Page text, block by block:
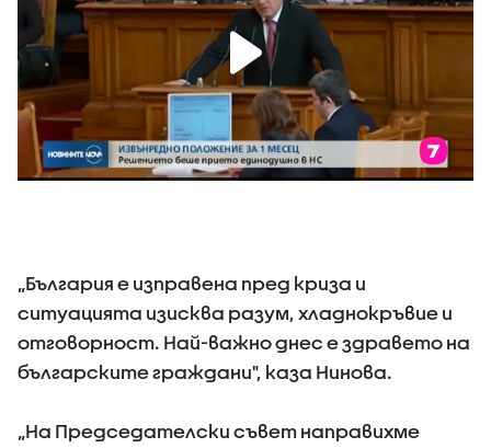
„България е изправена пред криза и
ситуацията изисква разум, хладнокръвие и
отговорност. Най-важно днес е здравето на
българските граждани", каза Нинова.
„На Председателски съвет направихме